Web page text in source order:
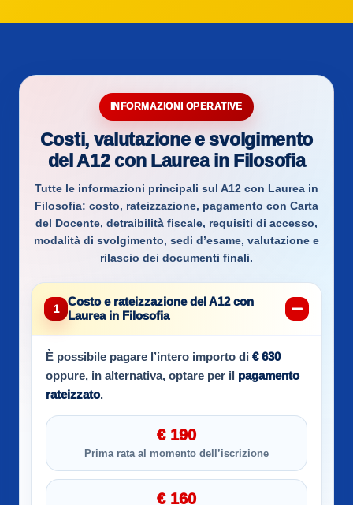
INFORMAZIONI OPERATIVE
Costi, valutazione e svolgimento
del A12 con Laurea in Filosofia
Tutte le informazioni principali sul A12 con Laurea in
Filosofia: costo, rateizzazione, pagamento con Carta
del Docente, detraibilità fiscale, requisiti di accesso,
modalità di svolgimento, sedi d’esame, valutazione e
rilascio dei documenti finali.
1
Costo e rateizzazione del A12 con
Laurea in Filosofia
È possibile pagare l’intero importo di € 630
oppure, in alternativa, optare per il pagamento
rateizzato.
€ 190
Prima rata al momento dell’iscrizione
€ 160